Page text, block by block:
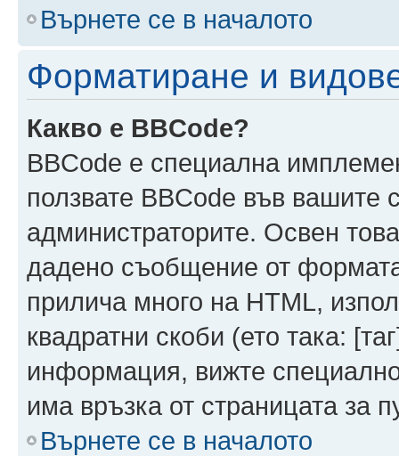
Върнете се в началото
Форматиране и
Какво е BBCode?
BBCode е специална
ползвате BBCode във
администраторите. Освен
дадено съобщение от
прилича много на HTML,
квадратни скоби (ето така:
информация, вижте
има връзка от страницата за
Върнете се в началото